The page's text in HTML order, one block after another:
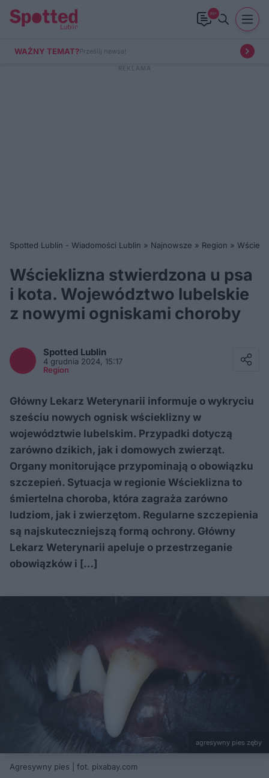
99+
WAŻNY TEMAT?Prześlij newsa!
Spotted Lublin - Wiadomości Lublin » Najnowsze » Region »
Wścieklizna stwierdzona u psa
i kota. Województwo lubelskie
z nowymi ogniskami choroby
Spotted Lublin
4 grudnia 2024, 15:17
Region
Główny Lekarz Weterynarii informuje o wykryciu
sześciu nowych ognisk wścieklizny w
województwie lubelskim. Przypadki dotyczą
zarówno dzikich, jak i domowych zwierząt.
Organy monitorujące przypominają o obowiązku
szczepień. Sytuacja w regionie Wścieklizna to
śmiertelna choroba, która zagraża zarówno
ludziom, jak i zwierzętom. Regularne szczepienia
są najskuteczniejszą formą ochrony. Główny
Lekarz Weterynarii apeluje o przestrzeganie
obowiązków i […]
agresywny pies zęby
Agresywny pies | fot. pixabay.com